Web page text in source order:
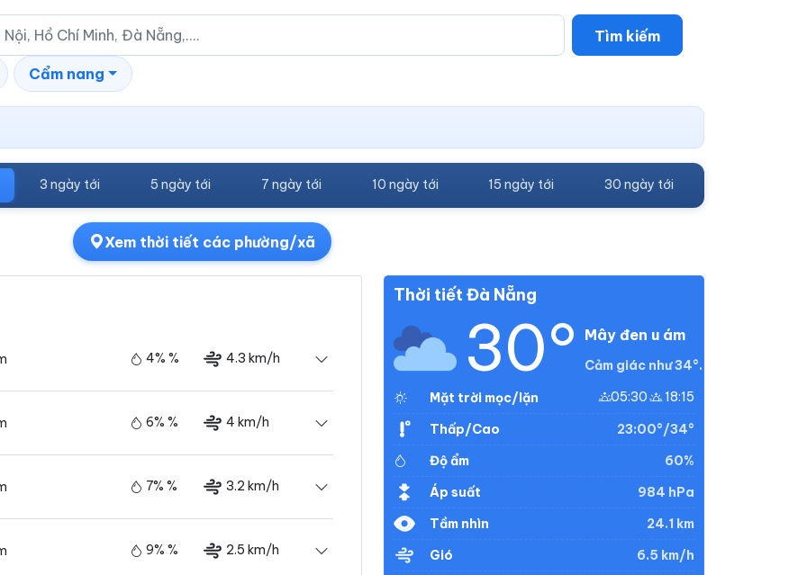
Tìm kiếm
Cẩm nang
3 ngày tới 5 ngày tới 7 ngày tới 10 ngày tới 15 ngày tới 30 ngày tới
Xem thời tiết các phường/xã
4% % 4.3 km/h
6% % 4 km/h
7% % 3.2 km/h
9% % 2.5 km/h
Thời tiết Đà Nẵng
30° Mây đen u ám
Cảm giác như 34°.
Mặt trời mọc/lặn
05:30 18:15
Thấp/Cao
23:00°/34°
Độ ẩm
60%
Áp suất
984 hPa
Tầm nhìn
24.1 km
Gió
6.5 km/h